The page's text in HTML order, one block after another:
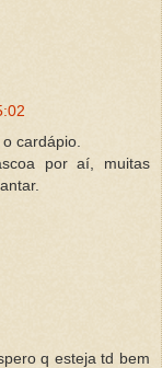
cardápio.
por aí, muitas
q esteja td bem